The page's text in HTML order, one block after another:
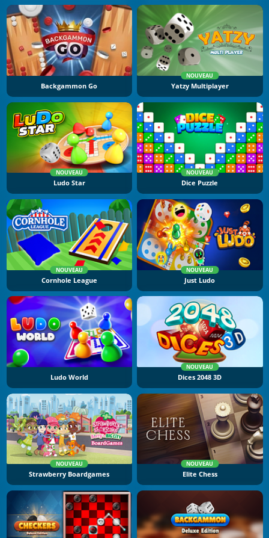
Backgammon Go
NOUVEAU
Yatzy Multiplayer
NOUVEAU
Ludo Star
NOUVEAU
Dice Puzzle
NOUVEAU
Cornhole League
NOUVEAU
Just Ludo
Ludo World
NOUVEAU
Dices 2048 3D
NOUVEAU
Strawberry Boardgames
NOUVEAU
Elite Chess